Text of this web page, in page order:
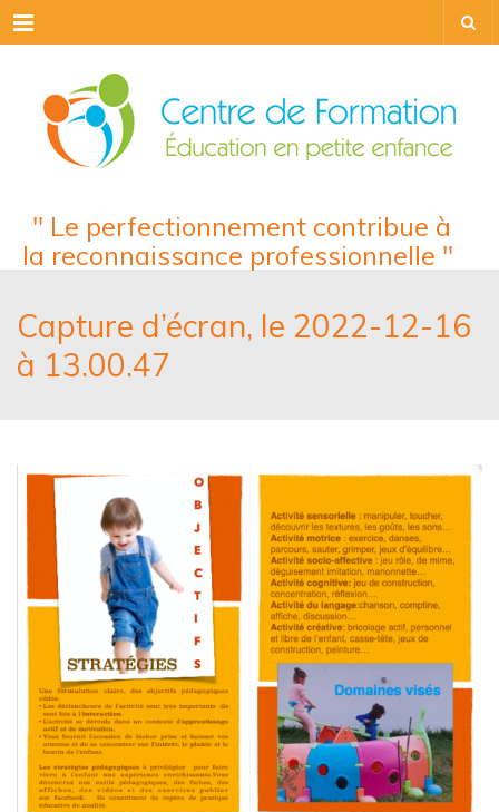
Menu
" Le perfectionnement contribue à
la reconnaissance professionnelle "
Capture d’écran, le 2022-12-16
à 13.00.47